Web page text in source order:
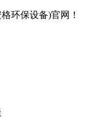
环保设备)官网！